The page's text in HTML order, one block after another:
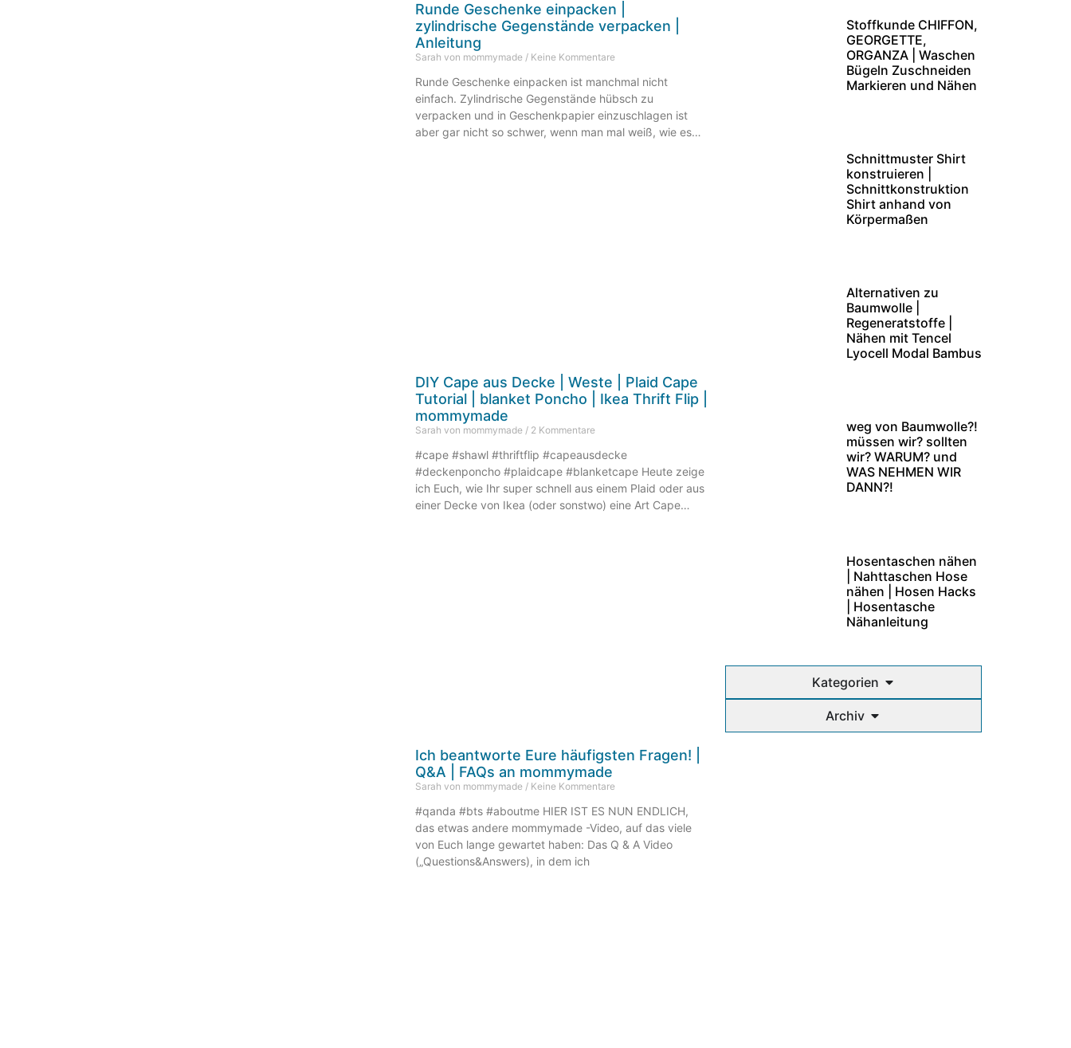
Stoffkunde CHIFFON,
GEORGETTE,
ORGANZA | Waschen
Bügeln Zuschneiden
Markieren und Nähen
Schnittmuster Shirt
konstruieren |
Schnittkonstruktion
Shirt anhand von
Körpermaßen
Alternativen zu
Baumwolle |
Regeneratstoffe |
Nähen mit Tencel
Lyocell Modal Bambus
weg von Baumwolle?!
müssen wir? sollten
wir? WARUM? und
WAS NEHMEN WIR
DANN?!
Hosentaschen nähen
| Nahttaschen Hose
nähen | Hosen Hacks
| Hosentasche
Nähanleitung
Kategorien
Archiv
Runde Geschenke einpacken |
zylindrische Gegenstände verpacken |
Anleitung
Sarah von mommymade Keine Kommentare
Runde Geschenke einpacken ist manchmal nicht
einfach. Zylindrische Gegenstände hübsch zu
verpacken und in Geschenkpapier einzuschlagen ist
aber gar nicht so schwer, wenn man mal weiß, wie es
DIY Cape aus Decke | Weste | Plaid Cape
Tutorial | blanket Poncho | Ikea Thrift Flip |
mommymade
Sarah von mommymade 2 Kommentare
#cape #shawl #thriftflip #capeausdecke
#deckenponcho #plaidcape #blanketcape Heute zeige
ich Euch, wie Ihr super schnell aus einem Plaid oder aus
einer Decke von Ikea (oder sonstwo) eine Art Cape
Ich beantworte Eure häufigsten Fragen! |
Q&A | FAQs an mommymade
Sarah von mommymade Keine Kommentare
#qanda #bts #aboutme HIER IST ES NUN ENDLICH,
das etwas andere mommymade -Video, auf das viele
von Euch lange gewartet haben: Das Q & A Video
(„Questions&Answers), in dem ich